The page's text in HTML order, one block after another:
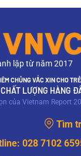
lập từ năm 2017
CHỦNG VẮC XIN CHO
LƯỢNG HÀNG
của Vietnam Report
Tìm
028 7102